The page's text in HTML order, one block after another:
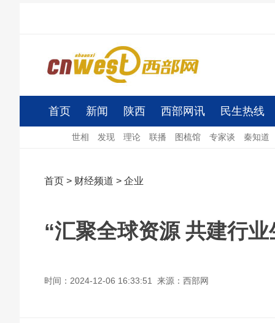
首页 新闻 陕西 西部网讯 民生热线
世相 发现 理论 联播 图梳馆 专家谈 秦知道
首页 > 财经频道 > 企业
“汇聚全球资源 共建行
时间：2024-12-06 16:33:51 来源：西部网